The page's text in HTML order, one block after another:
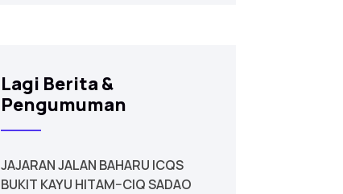
Lagi Berita &
Pengumuman
JAJARAN JALAN BAHARU ICQS
BUKIT KAYU HITAM–CIQ SADAO